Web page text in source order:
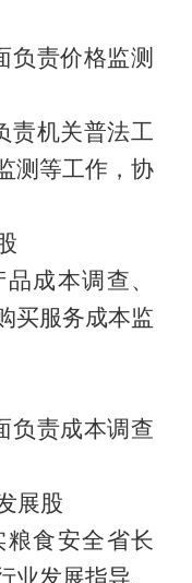
负责价格监测
责机关普法工
测等工作，协
成本调查、
买服务成本监
负责成本调查
展股
粮食安全省长
业发展指导、